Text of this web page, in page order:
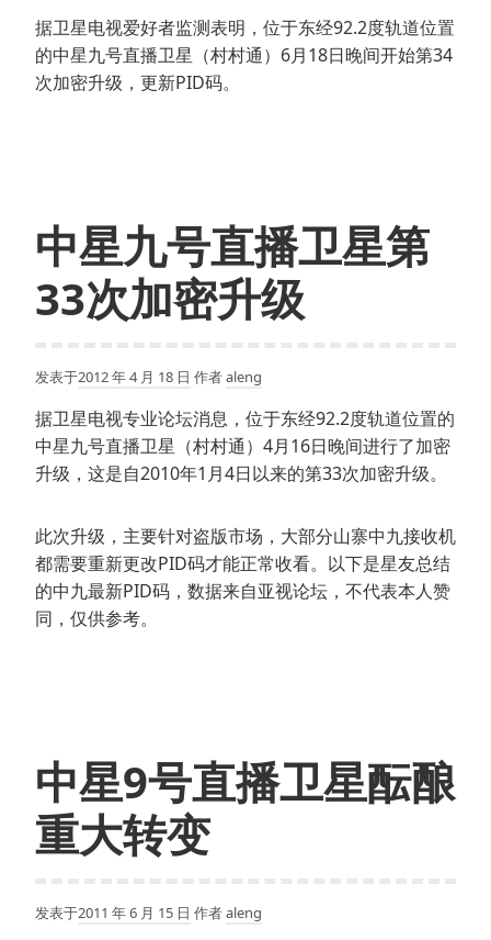
据卫星电视爱好者监测表明，位于东经92.2度轨道位置
的中星九号直播卫星（村村通）6月18日晚间开始第34
次加密升级，更新PID码。
中星九号直播卫星第
33次加密升级
发表于2012 年 4 月 18 日 作者aleng
据卫星电视专业论坛消息，位于东经92.2度轨道位置的
中星九号直播卫星（村村通）4月16日晚间进行了加密
升级，这是自2010年1月4日以来的第33次加密升级。
此次升级，主要针对盗版市场，大部分山寨中九接收机
都需要重新更改PID码才能正常收看。以下是星友总结
的中九最新PID码，数据来自亚视论坛，不代表本人赞
同，仅供参考。
中星9号直播卫星酝酿
重大转变
发表于2011 年 6 月 15 日 作者aleng